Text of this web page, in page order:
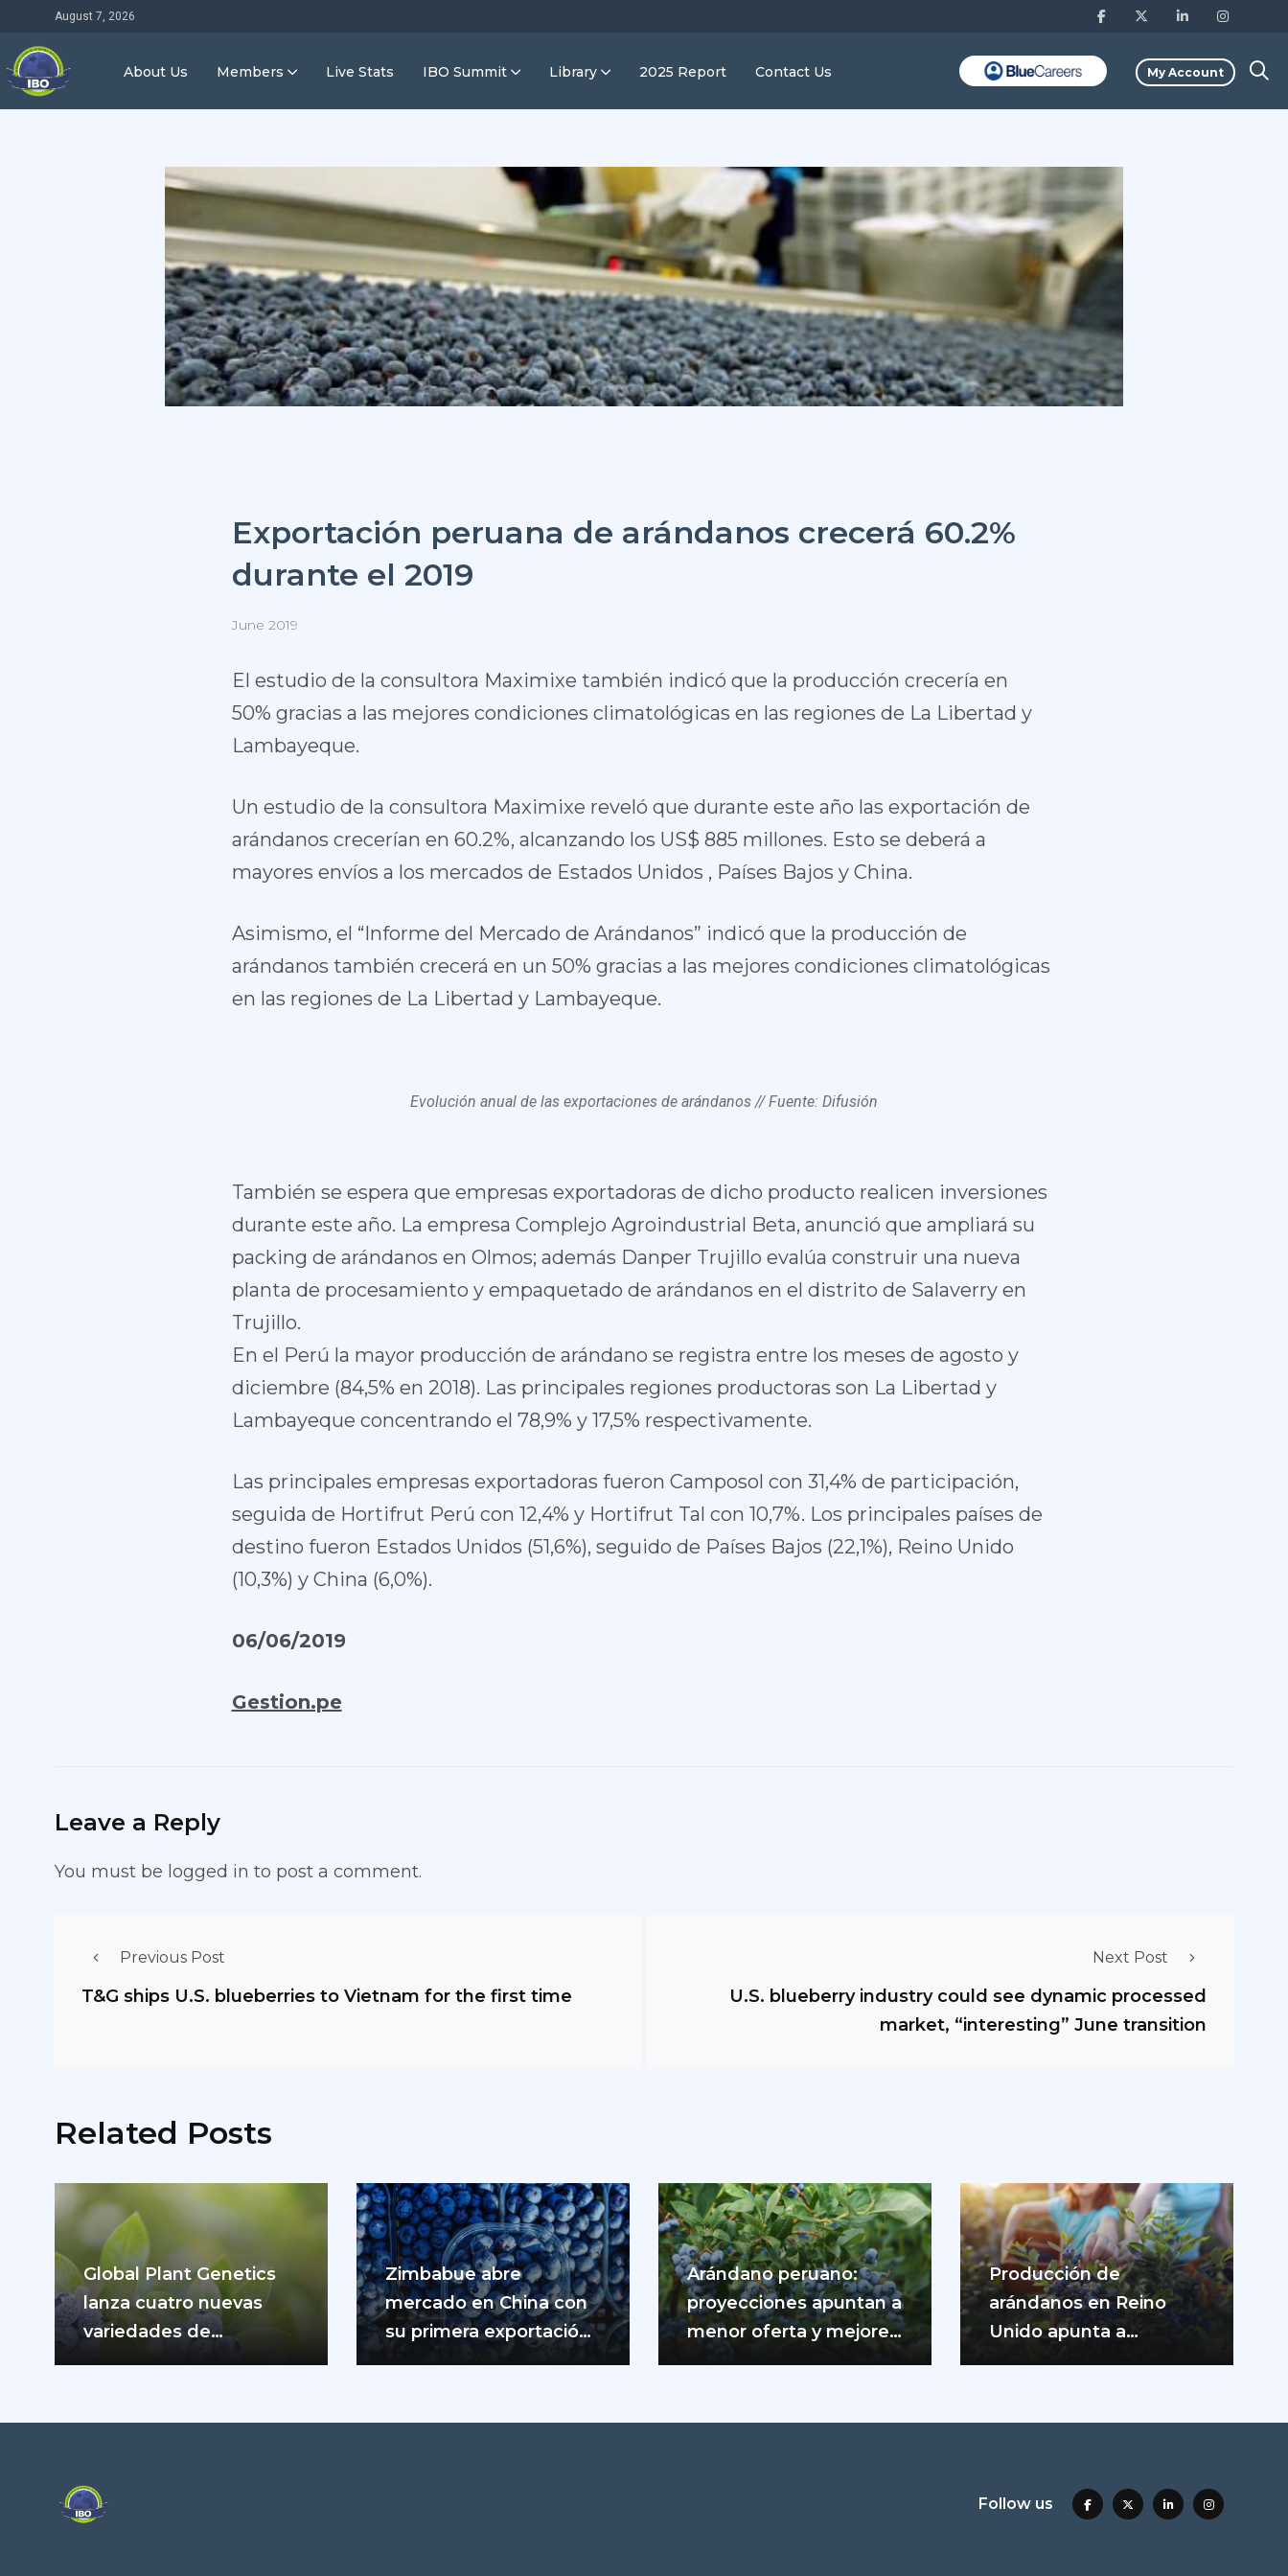
August 7, 2026
About Us Members Live Stats IBO Summit Library 2025 Report Contact Us My Account
Exportación peruana de arándanos crecerá 60.2%
durante el 2019
June 2019
El estudio de la consultora Maximixe también indicó que la producción crecería en
50% gracias a las mejores condiciones climatológicas en las regiones de La Libertad y
Lambayeque.
Un estudio de la consultora Maximixe reveló que durante este año las exportación de
arándanos crecerían en 60.2%, alcanzando los US$ 885 millones. Esto se deberá a
mayores envíos a los mercados de Estados Unidos , Países Bajos y China.
Asimismo, el “Informe del Mercado de Arándanos” indicó que la producción de
arándanos también crecerá en un 50% gracias a las mejores condiciones climatológicas
en las regiones de La Libertad y Lambayeque.
Evolución anual de las exportaciones de arándanos // Fuente: Difusión
También se espera que empresas exportadoras de dicho producto realicen inversiones
durante este año. La empresa Complejo Agroindustrial Beta, anunció que ampliará su
packing de arándanos en Olmos; además Danper Trujillo evalúa construir una nueva
planta de procesamiento y empaquetado de arándanos en el distrito de Salaverry en
Trujillo.
En el Perú la mayor producción de arándano se registra entre los meses de agosto y
diciembre (84,5% en 2018). Las principales regiones productoras son La Libertad y
Lambayeque concentrando el 78,9% y 17,5% respectivamente.
Las principales empresas exportadoras fueron Camposol con 31,4% de participación,
seguida de Hortifrut Perú con 12,4% y Hortifrut Tal con 10,7%. Los principales países de
destino fueron Estados Unidos (51,6%), seguido de Países Bajos (22,1%), Reino Unido
(10,3%) y China (6,0%).
06/06/2019
Gestion.pe
Leave a Reply
You must be logged in to post a comment.
Previous Post
T&G ships U.S. blueberries to Vietnam for the first time
Next Post
U.S. blueberry industry could see dynamic processed
market, “interesting” June transition
Related Posts
Global Plant Genetics
lanza cuatro nuevas
variedades de
arándanos de Oregón
producción…
Zimbabue abre
mercado en China con
su primera exportación
de arándanos frescos
Arándano peruano:
proyecciones apuntan a
menor oferta y mejores
precios
Producción de
arándanos en Reino
Unido apunta a
máximos históricos
Follow us